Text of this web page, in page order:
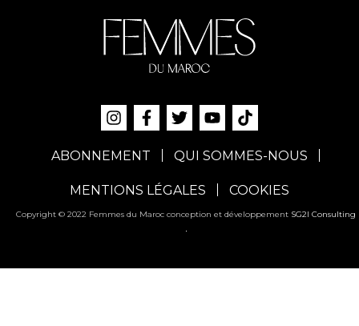
ABONNEMENT QUI SOMMES-NOUS
MENTIONS LÉGALES COOKIES
Copyright © 2022 Femmes du Maroc conception et développement SG2I Consulting